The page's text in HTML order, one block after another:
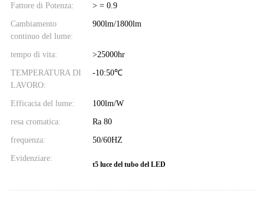
Fattore di Potenza: > = 0.9
Cambiamento
continuo del lume:
900lm/1800lm
tempo di vita: >25000hr
TEMPERATURA DI
LAVORO:
-10:50℃
Efficacia del lume: 100lm/W
resa cromatica: Ra 80
frequenza: 50/60HZ
Evidenziare:
t5 luce del tubo del LED